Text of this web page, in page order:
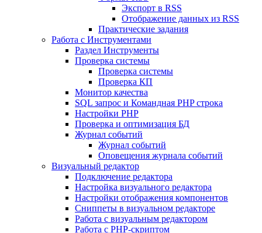
Экспорт в RSS
Отображение данных из RSS
Практические задания
Работа с Инструментами
Раздел Инструменты
Проверка системы
Проверка системы
Проверка КП
Монитор качества
SQL запрос и Командная PHP строка
Настройки PHP
Проверка и оптимизация БД
Журнал событий
Журнал событий
Оповещения журнала событий
Визуальный редактор
Подключение редактора
Настройка визуального редактора
Настройки отображения компонентов
Сниппеты в визуальном редакторе
Работа с визуальным редактором
Работа с PHP-скриптом